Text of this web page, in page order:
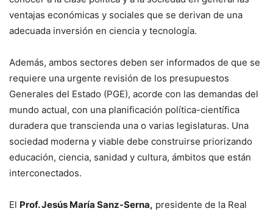
ventajas económicas y sociales que se derivan de una
adecuada inversión en ciencia y tecnología.
Además, ambos sectores deben ser informados de que se
requiere una urgente revisión de los presupuestos
Generales del Estado (PGE), acorde con las demandas del
mundo actual, con una planificación política-científica
duradera que transcienda una o varias legislaturas. Una
sociedad moderna y viable debe construirse priorizando
educación, ciencia, sanidad y cultura, ámbitos que están
interconectados.
El Prof. Jesús María Sanz-Serna, presidente de la Real